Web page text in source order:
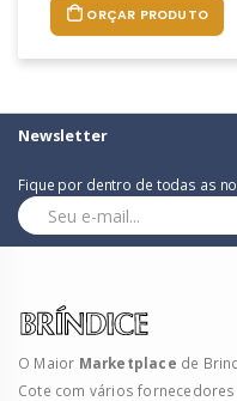
ORÇAR PRODUTO
Newsletter
Fique por dentro de todas as
O Maior Marketplace de
Cote com vários